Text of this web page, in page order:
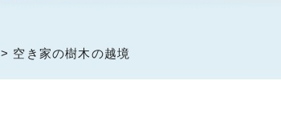
> 空き家の樹木の越境